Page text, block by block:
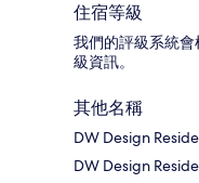
住宿等級
我們的評級系統
級資訊。
其他名稱
DW Design
DW Design